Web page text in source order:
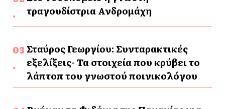
τραγουδίστρια Ανδρομάχη
Σταύρος Γεωργίου: Συνταρακτικές
εξελίξεις- Τα στοιχεία που κρύβει το
λάπτοπ του γνωστού ποινικολόγου